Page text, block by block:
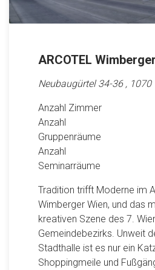
ARCOTEL
Neubaugürtel 34-36 , 1070
Anzahl Zimmer
Anzahl
Gruppenräume
Anzahl
Seminarräume
Tradition trifft Moderne im
Wimberger Wien, und das
kreativen Szene des 7.
Gemeindebezirks. Unweit
Stadthalle ist es nur ein
Shoppingmeile und